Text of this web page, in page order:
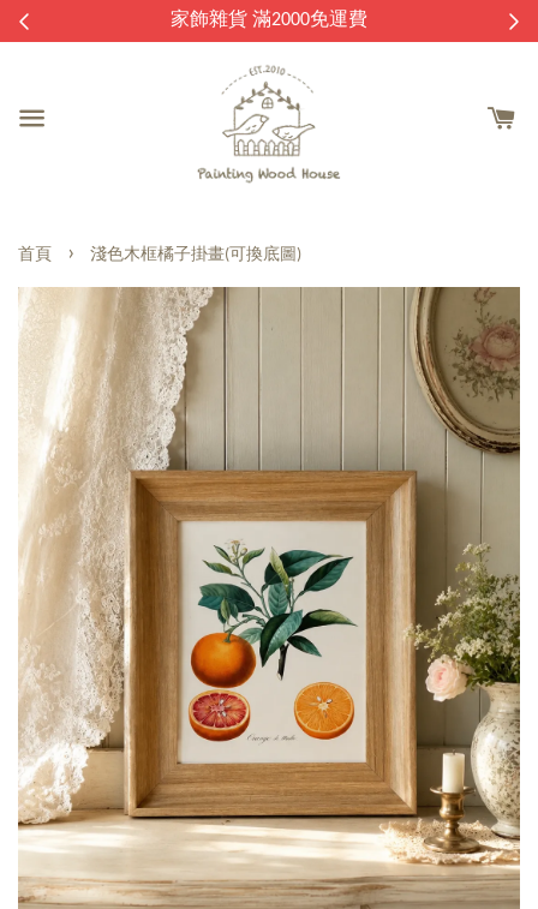
家飾雜貨 滿2000免運費
首頁 › 淺色木框橘子掛畫(可換底圖)